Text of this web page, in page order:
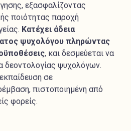
εξασφαλίζοντας
ποιότητας παροχή
Κατέχει άδεια
ψυχολόγου πληρώντας
, και δεσμεύεται να
δεοντολογίας ψυχολόγων.
σε
πιστοποιημένη από
φορείς.